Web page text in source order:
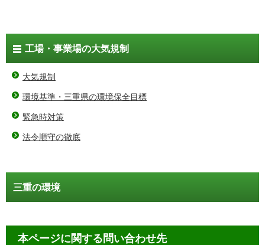
工場・事業場の大気規制
大気規制
環境基準・三重県の環境保全目標
緊急時対策
法令順守の徹底
三重の環境
本ページに関する問い合わせ先